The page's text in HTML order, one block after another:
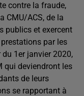
contre la fraude,
CMU/ACS, de la
publics et exercent
par les
1er janvier 2020,
qui deviendront les
de leurs
se rapportant à